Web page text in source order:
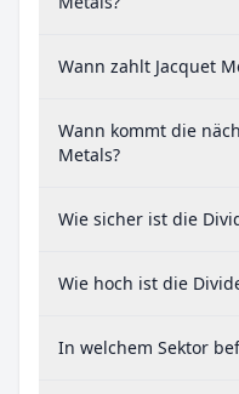
Wann zahlt Jacquet
Wann kommt die
Metals?
Wie sicher ist die
Wie hoch ist die
In welchem Sektor